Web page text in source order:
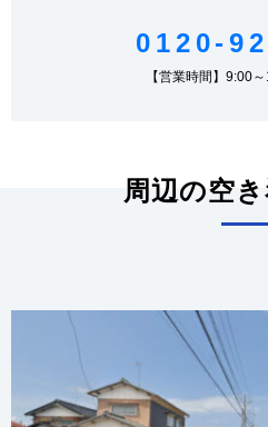
0120-
【営業時間】9:00
周辺の空